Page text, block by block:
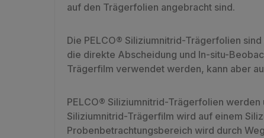
auf den Trägerfolien angebracht sind.
Die PELCO® Siliziumnitrid-Trägerfolien
die direkte Abscheidung und In-situ-
Trägerfilm verwendet werden, kann aber
PELCO® Siliziumnitrid-Trägerfolien
Siliziumnitrid-Trägerfilm wird auf einem
Probenbetrachtungsbereich wird durch